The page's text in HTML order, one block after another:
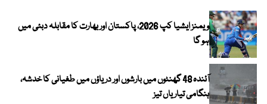
ویمنز ایشیا کپ 2026، پاکستان اور بھارت کا مقابلہ دبئی میں
ہو گا
آئندہ 48 گھنٹوں میں بارشوں اور دریاؤں میں طغیانی کا خدشہ،
ہنگامی تیاریاں تیز